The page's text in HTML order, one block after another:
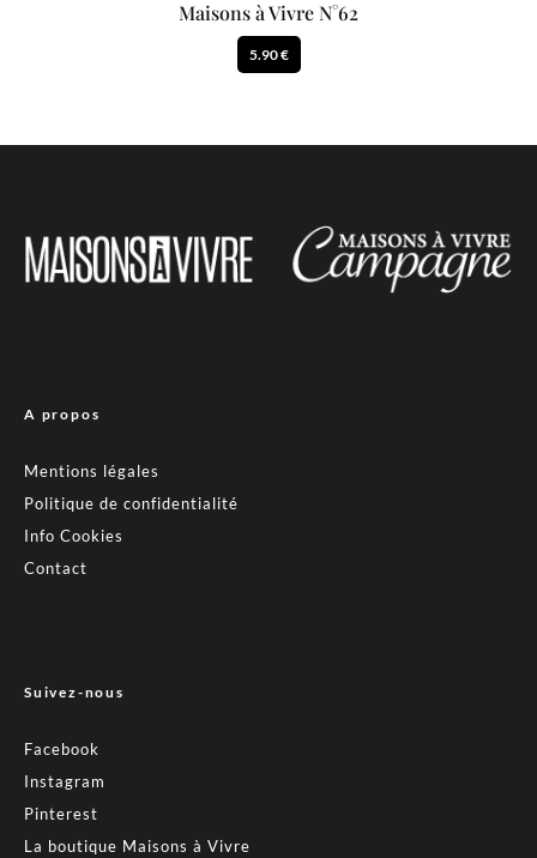
Maisons à Vivre N°62
5.90 €
A propos
Mentions légales
Politique de confidentialité
Info Cookies
Contact
Suivez-nous
Facebook
Instagram
Pinterest
La boutique Maisons à Vivre